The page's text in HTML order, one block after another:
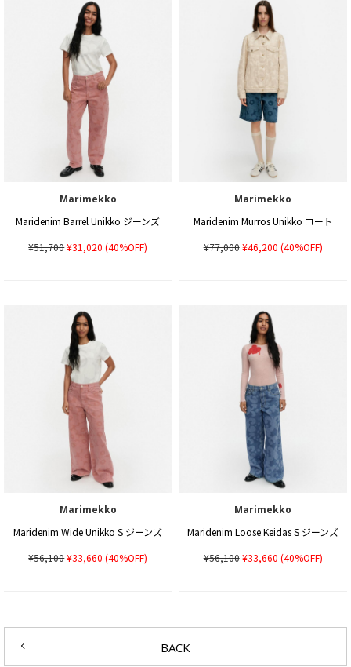
Marimekko
Maridenim Barrel Unikko ジーンズ
¥51,700¥31,020 (40%OFF)
Marimekko
Maridenim Murros Unikko コート
¥77,000¥46,200 (40%OFF)
Marimekko
Maridenim Wide Unikko S ジーンズ
¥56,100¥33,660 (40%OFF)
Marimekko
Maridenim Loose Keidas S ジーンズ
¥56,100¥33,660 (40%OFF)
BACK